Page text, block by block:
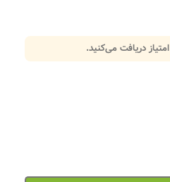
امتیاز دریافت می‌کنید.